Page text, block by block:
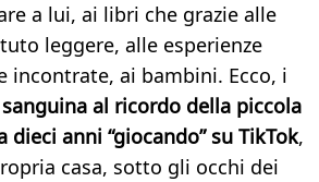
a lui, ai libri che grazie alle
leggere, alle esperienze
incontrate, ai bambini. Ecco, i
al ricordo della piccola
anni “giocando” su TikTok,
casa, sotto gli occhi dei